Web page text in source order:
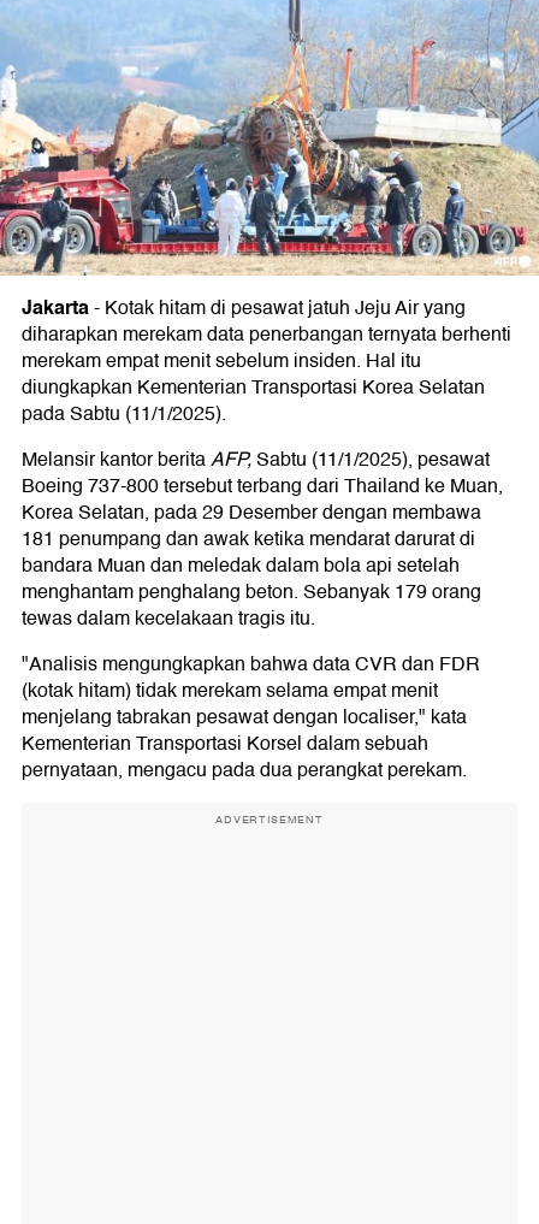
Jakarta-Kotak hitam di pesawat jatuh Jeju Air yang
diharapkan merekam data penerbangan ternyata berhenti
merekam empat menit sebelum insiden. Hal itu
diungkapkan Kementerian Transportasi Korea Selatan
pada Sabtu (11/1/2025).
Melansir kantor beritaAFP,Sabtu (11/1/2025), pesawat
Boeing 737-800 tersebut terbang dari Thailand ke Muan,
Korea Selatan, pada 29 Desember dengan membawa
181 penumpang dan awak ketika mendarat darurat di
bandara Muan dan meledak dalam bola api setelah
menghantam penghalang beton. Sebanyak 179 orang
tewas dalam kecelakaan tragis itu.
"Analisis mengungkapkan bahwa data CVR dan FDR
(kotak hitam) tidak merekam selama empat menit
menjelang tabrakan pesawat dengan localiser," kata
Kementerian Transportasi Korsel dalam sebuah
pernyataan, mengacu pada dua perangkat perekam.
ADVERTISEMENT